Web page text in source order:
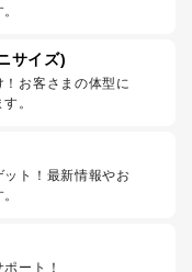
サイズ)
お客さまの体型に
。
ト！最新情報やお
ート！